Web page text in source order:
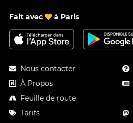
Fait avec à Paris
Nous contacter
À Propos
Feuille de route
Tarifs